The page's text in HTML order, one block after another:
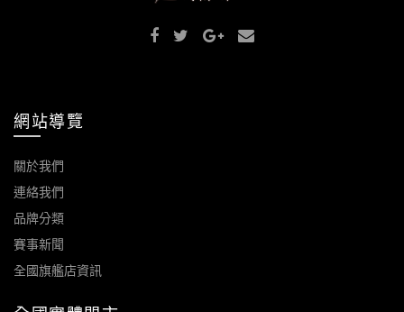
網站導覽
關於我們
連絡我們
品牌分類
賽事新聞
全國旗艦店資訊